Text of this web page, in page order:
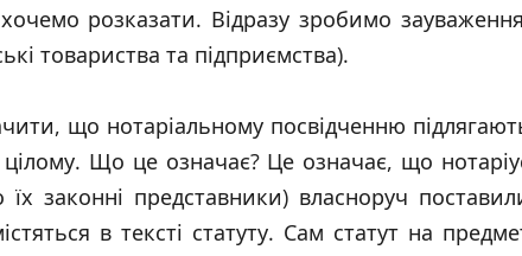
хочемо розказати. Відразу зробимо
товариства та підприємства).
що нотаріальному посвідченню
Що це означає? Це означає, що
законні представники) власноруч
в тексті статуту. Сам статут на